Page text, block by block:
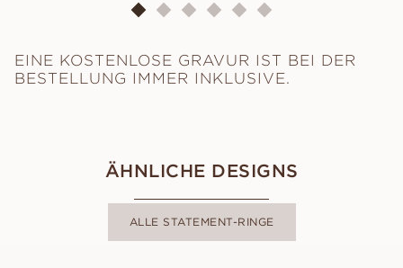
EINE KOSTENLOSE GRAVUR IST BEI DER
BESTELLUNG IMMER INKLUSIVE.
ÄHNLICHE DESIGNS
ALLE STATEMENT-RINGE